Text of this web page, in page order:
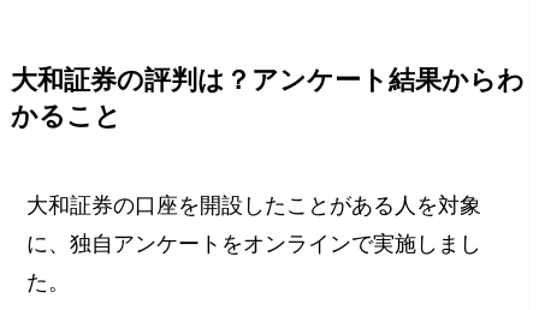
大和証券の評判は？アンケート結果からわ
かること
大和証券の口座を開設したことがある人を対象
に、独自アンケートをオンラインで実施しまし
た。